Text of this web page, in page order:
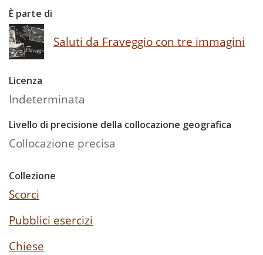
È parte di
Saluti da Fraveggio con tre immagini
Licenza
Indeterminata
Livello di precisione della collocazione geografica
Collocazione precisa
Collezione
Scorci
Pubblici esercizi
Chiese